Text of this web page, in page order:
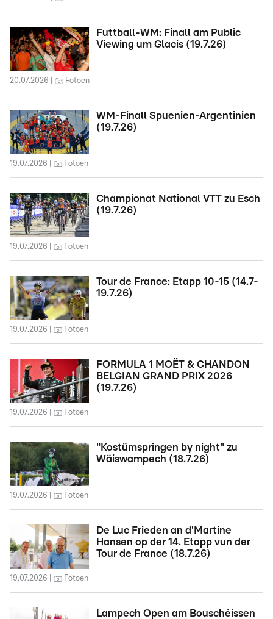
Futtball-WM: Finall am Public
Viewing um Glacis (19.7.26)
20.07.2026 Fotoen
WM-Finall Spuenien-Argentinien
(19.7.26)
19.07.2026 Fotoen
Championat National VTT zu Esch
(19.7.26)
19.07.2026 Fotoen
Tour de France: Etapp 10-15 (14.7-
19.7.26)
19.07.2026 Fotoen
FORMULA 1 MOËT & CHANDON
BELGIAN GRAND PRIX 2026
(19.7.26)
19.07.2026 Fotoen
"Kostümspringen by night" zu
Wäiswampech (18.7.26)
19.07.2026 Fotoen
De Luc Frieden an d'Martine
Hansen op der 14. Etapp vun der
Tour de France (18.7.26)
19.07.2026 Fotoen
Lampech Open am Bouschéissen